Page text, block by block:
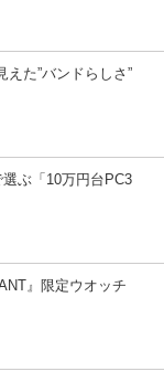
た”バンドらしさ”
ぶ「10万円台PC3
』限定ウオッチ